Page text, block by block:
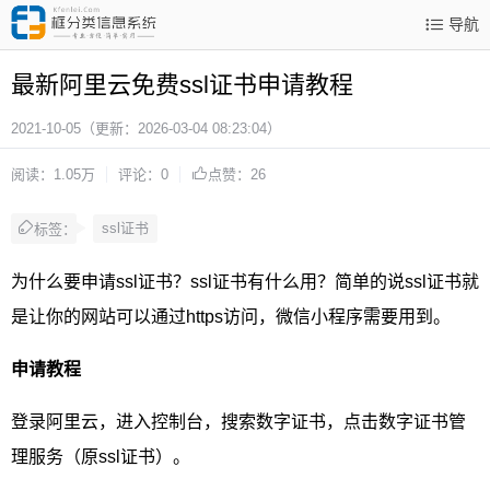
导航
最新阿里云免费ssl证书申请教程
2021-10-05 （更新：2026-03-04 08:23:04）
阅读：1.05万 评论：0 点赞：26
标签： ssl证书
为什么要申请ssl证书？ssl证书有什么用？简单的说ssl证书就
是让你的网站可以通过https访问，微信小程序需要用到。
申请教程
登录阿里云，进入控制台，搜索数字证书，点击数字证书管
理服务（原ssl证书）。